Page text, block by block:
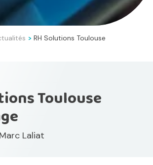
> RH Solutions Toulouse
Toulouse
Marc Laliat